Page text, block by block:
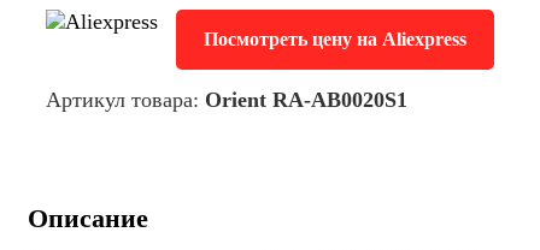
Посмотреть цену на Aliexpress
Артикул товара: Orient RA-AB0020S1
Описание